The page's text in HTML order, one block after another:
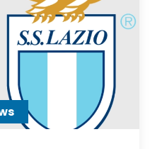
in
uscita:
Parma
passo